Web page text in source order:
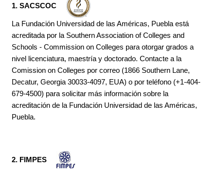
1. SACSCOC
La Fundación Universidad de las Américas, Puebla está
acreditada por la Southern Association of Colleges and
Schools - Commission on Colleges para otorgar grados a
nivel licenciatura, maestría y doctorado. Contacte a la
Comission on Colleges por correo (1866 Southern Lane,
Decatur, Georgia 30033-4097, EUA) o por teléfono (+1-404-
679-4500) para solicitar más información sobre la
acreditación de la Fundación Universidad de las Américas,
Puebla.
2. FIMPES